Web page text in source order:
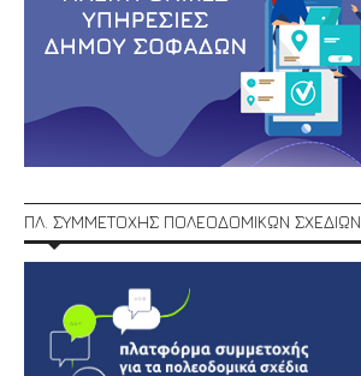
ΠΛ. ΣΥΜΜΕΤΟΧΗΣ ΠΟΛΕΟΔΟΜΙΚΩΝ ΣΧΕΔΙΩΝ